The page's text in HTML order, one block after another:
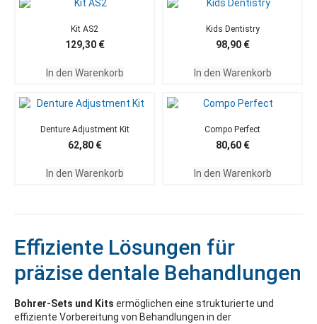
Kit AS2
129,30 €
In den Warenkorb
Kids Dentistry
98,90 €
In den Warenkorb
Denture Adjustment Kit
62,80 €
In den Warenkorb
Compo Perfect
80,60 €
In den Warenkorb
Effiziente Lösungen für
präzise dentale Behandlungen
Bohrer-Sets und Kits ermöglichen eine strukturierte und
effiziente Vorbereitung von Behandlungen in der